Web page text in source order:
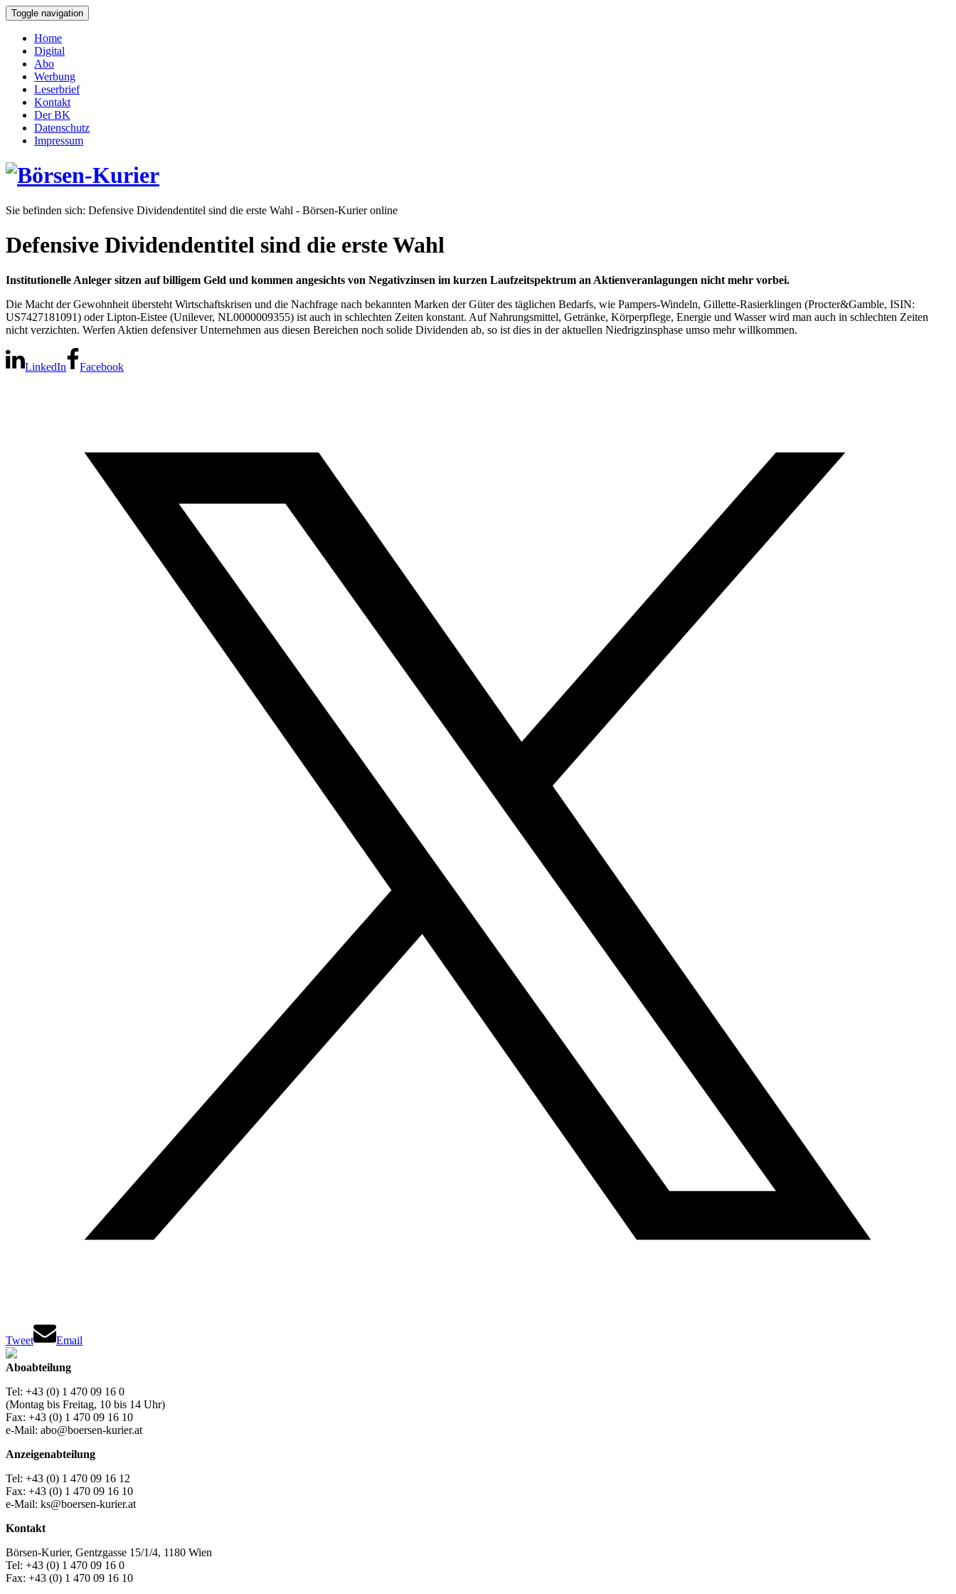
Toggle navigation
Home
Digital
Abo
Werbung
Leserbrief
Kontakt
Der BK
Datenschutz
Impressum
Sie befinden sich: Defensive Dividendentitel sind die erste Wahl - Börsen-Kurier online
Defensive Dividendentitel sind die erste Wahl
Institutionelle Anleger sitzen auf billigem Geld und kommen angesichts von Negativzinsen im kurzen Laufzeitspektrum an Aktienveranlagungen nicht mehr vorbei.
Die Macht der Gewohnheit übersteht Wirtschaftskrisen und die Nachfrage nach bekannten Marken der Güter des täglichen Bedarfs, wie Pampers-Windeln, Gillette-Rasierklingen (Procter&Gamble, ISIN:
US7427181091) oder Lipton-Eistee (Unilever, NL0000009355) ist auch in schlechten Zeiten konstant. Auf Nahrungsmittel, Getränke, Körperpflege, Energie und Wasser wird man auch in schlechten Zeiten
nicht verzichten. Werfen Aktien defensiver Unternehmen aus diesen Bereichen noch solide Dividenden ab, so ist dies in der aktuellen Niedrigzinsphase umso mehr willkommen.
LinkedIn Facebook
Tweet Email
Aboabteilung
Tel: +43 (0) 1 470 09 16 0
(Montag bis Freitag, 10 bis 14 Uhr)
Fax: +43 (0) 1 470 09 16 10
e-Mail: abo@boersen-kurier.at
Anzeigenabteilung
Tel: +43 (0) 1 470 09 16 12
Fax: +43 (0) 1 470 09 16 10
e-Mail: ks@boersen-kurier.at
Kontakt
Börsen-Kurier, Gentzgasse 15/1/4, 1180 Wien
Tel: +43 (0) 1 470 09 16 0
Fax: +43 (0) 1 470 09 16 10